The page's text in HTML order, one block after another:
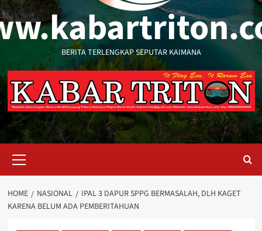
BERITA TERLENGKAP SEPUTAR KAIMANA
Menu
HOME NASIONAL
IPAL 3 DAPUR SPPG BERMASALAH, DLH KAGET
KARENA BELUM ADA PEMBERITAHUAN